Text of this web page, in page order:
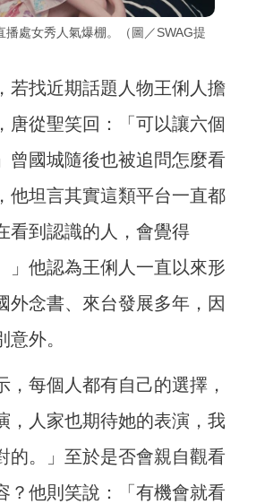
播處女秀人氣爆棚。（圖／SWAG提
若找近期話題人物王俐人擔
唐從聖笑回：「可以讓六個
曾國城隨後也被追問怎麼看
他坦言其實這類平台一直都
看到認識的人，會覺得
」他認為王俐人一直以來形
外念書、來台發展多年，因
外。
，每個人都有自己的選擇，
，人家也期待她的表演，我
的。」至於是否會親自觀看
？他則笑說：「有機會就看